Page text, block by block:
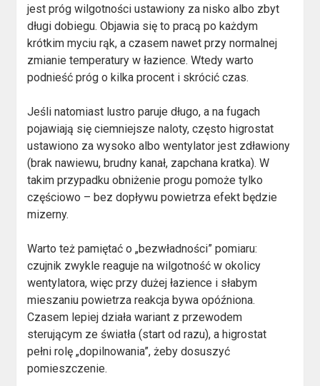
jest próg wilgotności ustawiony za nisko albo zbyt
długi dobiegu. Objawia się to pracą po każdym
krótkim myciu rąk, a czasem nawet przy normalnej
zmianie temperatury w łazience. Wtedy warto
podnieść próg o kilka procent i skrócić czas.
Jeśli natomiast lustro paruje długo, a na fugach
pojawiają się ciemniejsze naloty, często higrostat
ustawiono za wysoko albo wentylator jest zdławiony
(brak nawiewu, brudny kanał, zapchana kratka). W
takim przypadku obniżenie progu pomoże tylko
częściowo – bez dopływu powietrza efekt będzie
mizerny.
Warto też pamiętać o „bezwładności” pomiaru:
czujnik zwykle reaguje na wilgotność w okolicy
wentylatora, więc przy dużej łazience i słabym
mieszaniu powietrza reakcja bywa opóźniona.
Czasem lepiej działa wariant z przewodem
sterującym ze światła (start od razu), a higrostat
pełni rolę „dopilnowania”, żeby dosuszyć
pomieszczenie.